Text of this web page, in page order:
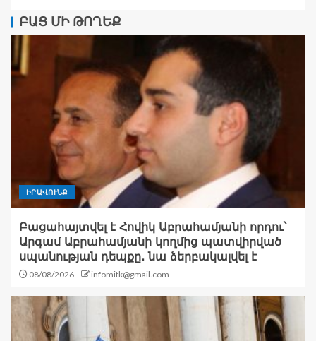
ԲԱՑ ՄԻ ԹՈՂԵՔ
ԻՐԱՎՈՒՆՔ
Բացահայտվել է Հովիկ Աբրահամյանի որդու՝
Արգամ Աբրահամյանի կողմից պատվիրված
սպանության դեպքը․ նա ձերբակալվել է
08/08/2026 infomitk@gmail.com